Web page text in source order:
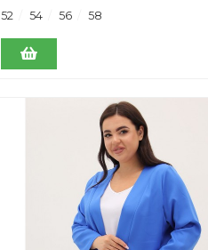
52 54 56 58